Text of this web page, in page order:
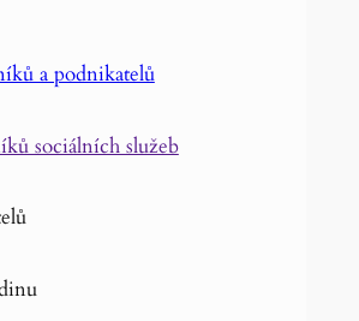
a podnikatelů
sociálních služeb